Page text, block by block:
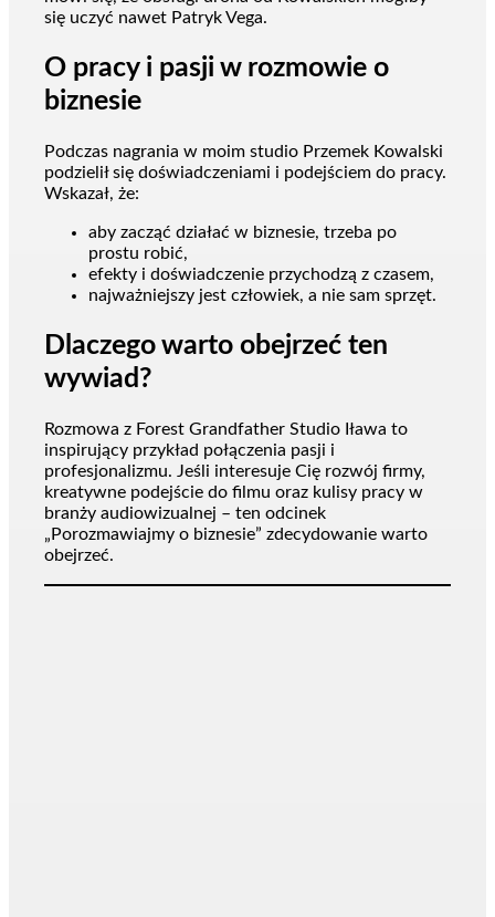
się uczyć nawet Patryk Vega.
O pracy i pasji w rozmowie o
biznesie
Podczas nagrania w moim studio Przemek Kowalski
podzielił się doświadczeniami i podejściem do pracy.
Wskazał, że:
aby zacząć działać w biznesie, trzeba po
prostu robić,
efekty i doświadczenie przychodzą z czasem,
najważniejszy jest człowiek, a nie sam sprzęt.
Dlaczego warto obejrzeć ten
wywiad?
Rozmowa z Forest Grandfather Studio Iława to
inspirujący przykład połączenia pasji i
profesjonalizmu. Jeśli interesuje Cię rozwój firmy,
kreatywne podejście do filmu oraz kulisy pracy w
branży audiowizualnej – ten odcinek
„Porozmawiajmy o biznesie” zdecydowanie warto
obejrzeć.